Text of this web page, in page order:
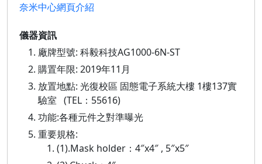
奈米中心網頁介紹
儀器資訊
廠牌型號: 科毅科技AG1000-6N-ST
購置年限: 2019年11月
放置地點: 光復校區 固態電子系統大樓 1樓137實
驗室 (TEL：55616)
功能:各種元件之對準曝光
重要規格:
(1).Mask holder：4″x4″ , 5″x5″